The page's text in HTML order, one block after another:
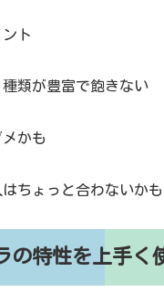
ト
類が豊富で飽きない
かも
ちょっと合わないかも
の特性を上手く